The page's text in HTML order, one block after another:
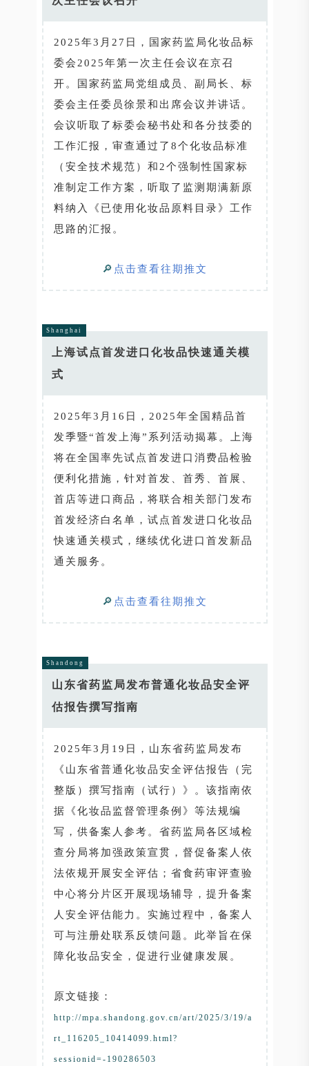
2025年3月27日，国家药监局化妆品标
委会2025年第一次主任会议在京召
开。国家药监局党组成员、副局长、标
委会主任委员徐景和出席会议并讲话。
会议听取了标委会秘书处和各分技委的
工作汇报，审查通过了8个化妆品标准
（安全技术规范）和2个强制性国家标
准制定工作方案，听取了监测期满新原
料纳入《已使用化妆品原料目录》工作
思路的汇报。
🔎 点击查看往期推文
Shanghai
上海试点首发进口化妆品快速通关模
式
2025年3月16日，2025年全国精品首
发季暨“首发上海”系列活动揭幕。上海
将在全国率先试点首发进口消费品检验
便利化措施，针对首发、首秀、首展、
首店等进口商品，将联合相关部门发布
首发经济白名单，试点首发进口化妆品
快速通关模式，继续优化进口首发新品
通关服务。
🔎 点击查看往期推文
Shandong
山东省药监局发布普通化妆品安全评
估报告撰写指南
2025年3月19日，山东省药监局发布
《山东省普通化妆品安全评估报告（完
整版）撰写指南（试行）》。该指南依
据《化妆品监督管理条例》等法规编
写，供备案人参考。省药监局各区域检
查分局将加强政策宣贯，督促备案人依
法依规开展安全评估；省食药审评查验
中心将分片区开展现场辅导，提升备案
人安全评估能力。实施过程中，备案人
可与注册处联系反馈问题。此举旨在保
障化妆品安全，促进行业健康发展。
原文链接：
http://mpa.shandong.gov.cn/art/2025/3/19/a
rt_116205_10414099.html?
sessionid=-190286503